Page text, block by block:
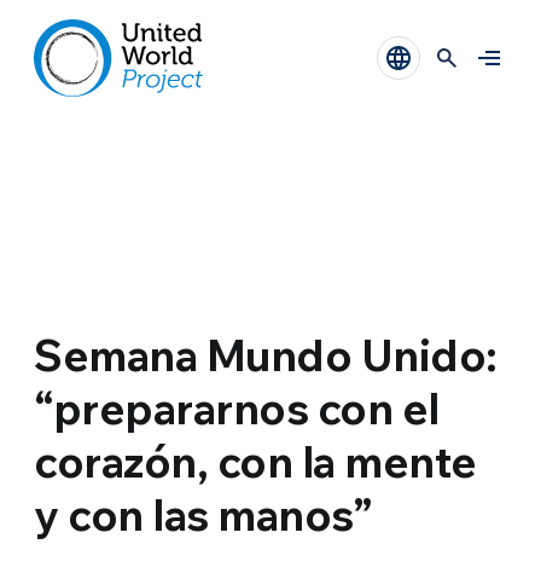
Semana Mundo Unido:
“prepararnos con el
corazón, con la mente
y con las manos”